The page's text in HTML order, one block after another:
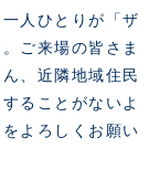
人ひとりが「ザ
ご来場の皆さま
、近隣地域住民
ることがないよ
よろしくお願い